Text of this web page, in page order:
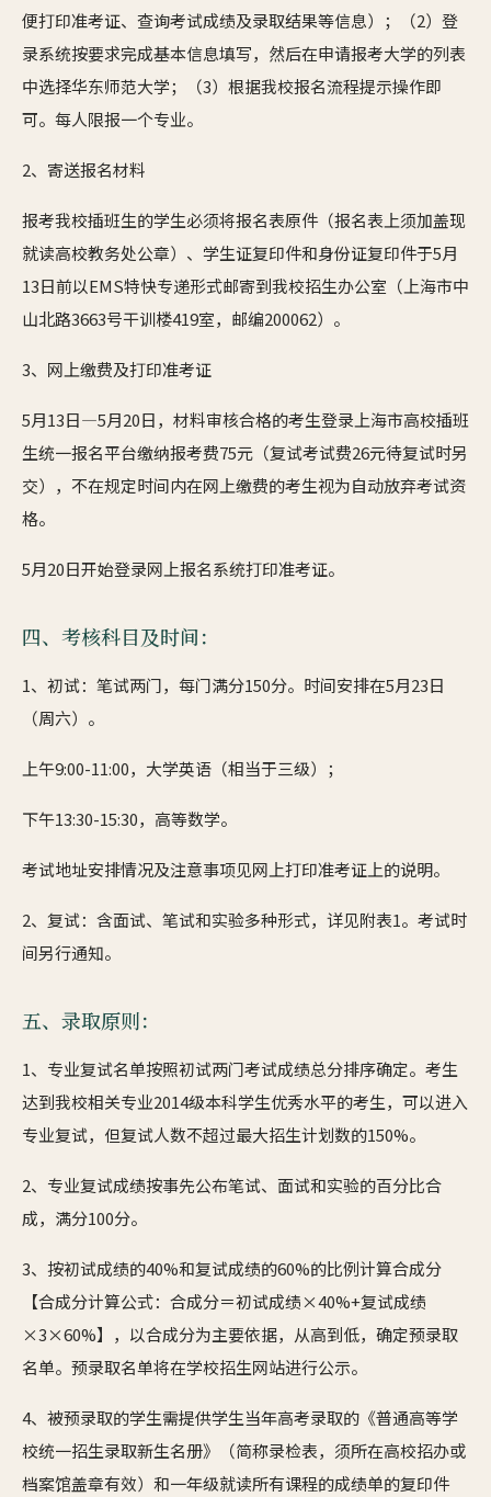
便打印准考证、查询考试成绩及录取结果等信息）；（2）登
录系统按要求完成基本信息填写，然后在申请报考大学的列表
中选择华东师范大学；（3）根据我校报名流程提示操作即
可。每人限报一个专业。
2、寄送报名材料
报考我校插班生的学生必须将报名表原件（报名表上须加盖现
就读高校教务处公章）、学生证复印件和身份证复印件于5月
13日前以EMS特快专递形式邮寄到我校招生办公室（上海市中
山北路3663号干训楼419室，邮编200062）。
3、网上缴费及打印准考证
5月13日—5月20日，材料审核合格的考生登录上海市高校插班
生统一报名平台缴纳报考费75元（复试考试费26元待复试时另
交），不在规定时间内在网上缴费的考生视为自动放弃考试资
格。
5月20日开始登录网上报名系统打印准考证。
四、考核科目及时间：
1、初试：笔试两门，每门满分150分。时间安排在5月23日
（周六）。
上午9:00-11:00，大学英语（相当于三级）；
下午13:30-15:30，高等数学。
考试地址安排情况及注意事项见网上打印准考证上的说明。
2、复试：含面试、笔试和实验多种形式，详见附表1。考试时
间另行通知。
五、录取原则：
1、专业复试名单按照初试两门考试成绩总分排序确定。考生
达到我校相关专业2014级本科学生优秀水平的考生，可以进入
专业复试，但复试人数不超过最大招生计划数的150%。
2、专业复试成绩按事先公布笔试、面试和实验的百分比合
成，满分100分。
3、按初试成绩的40%和复试成绩的60%的比例计算合成分
【合成分计算公式：合成分＝初试成绩×40%+复试成绩
×3×60%】，以合成分为主要依据，从高到低，确定预录取
名单。预录取名单将在学校招生网站进行公示。
4、被预录取的学生需提供学生当年高考录取的《普通高等学
校统一招生录取新生名册》（简称录检表，须所在高校招办或
档案馆盖章有效）和一年级就读所有课程的成绩单的复印件